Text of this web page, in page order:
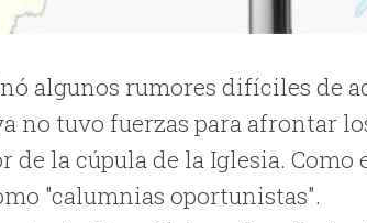
algunos rumores difíciles de
no tuvo fuerzas para afrontar
la cúpula de la Iglesia. Como
"calumnias oportunistas".